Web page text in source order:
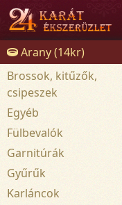
Arany (14kr)
Brossok, kitűzők,
csipeszek
Egyéb
Fülbevalók
Garnitúrák
Gyűrűk
Karláncok